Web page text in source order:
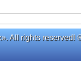
All rights reserved!